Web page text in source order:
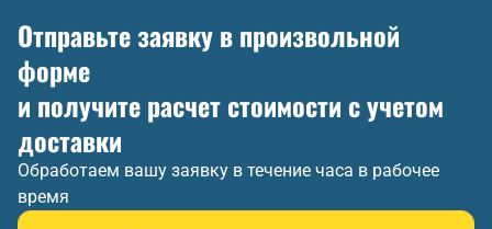
Отправьте заявку в произвольной
форме
и получите расчет стоимости с учетом
доставки
Обработаем вашу заявку в течение часа в рабочее
время